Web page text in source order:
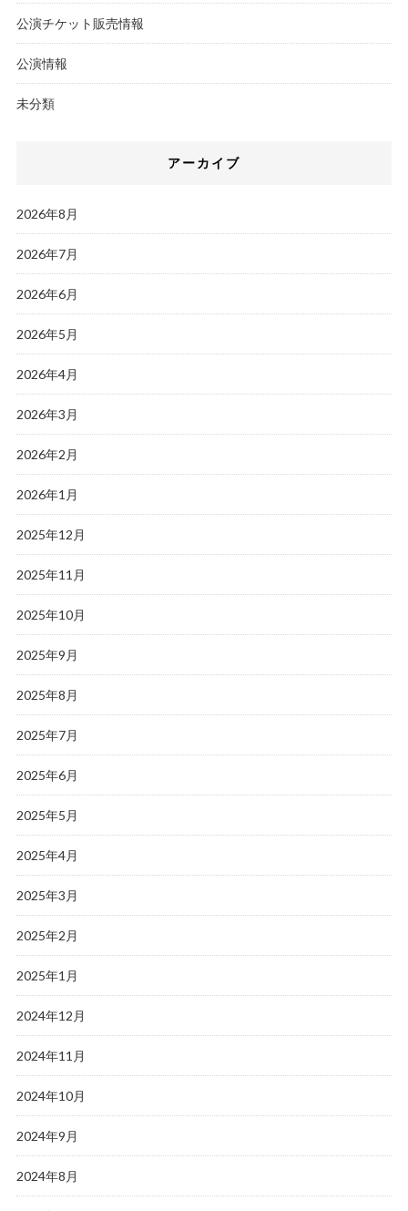
公演チケット販売情報
公演情報
未分類
アーカイブ
2026年8月
2026年7月
2026年6月
2026年5月
2026年4月
2026年3月
2026年2月
2026年1月
2025年12月
2025年11月
2025年10月
2025年9月
2025年8月
2025年7月
2025年6月
2025年5月
2025年4月
2025年3月
2025年2月
2025年1月
2024年12月
2024年11月
2024年10月
2024年9月
2024年8月